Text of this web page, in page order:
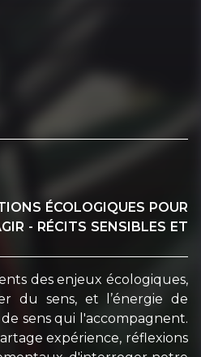
ÉCOLOGIQUES POUR
- RÉCITS SENSIBLES ET
des enjeux écologiques,
du sens, et l’énergie de
sens qui l'accompagnent.
expérience, réflexions